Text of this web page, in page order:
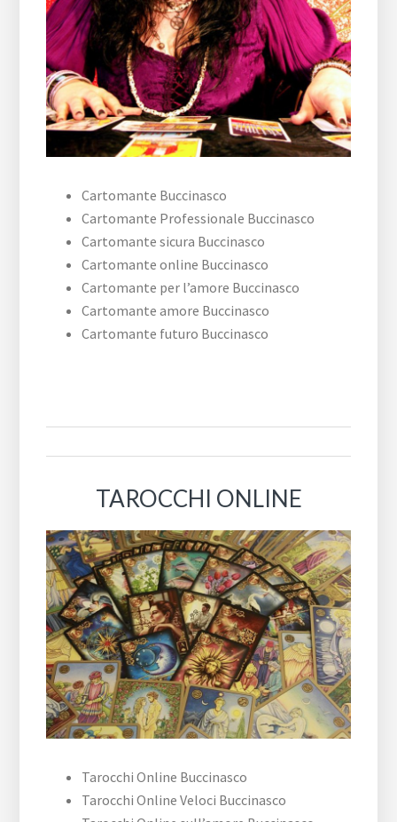
Cartomante Buccinasco
Cartomante Professionale Buccinasco
Cartomante sicura Buccinasco
Cartomante online Buccinasco
Cartomante per l’amore Buccinasco
Cartomante amore Buccinasco
Cartomante futuro Buccinasco
TAROCCHI ONLINE
Tarocchi Online Buccinasco
Tarocchi Online Veloci Buccinasco